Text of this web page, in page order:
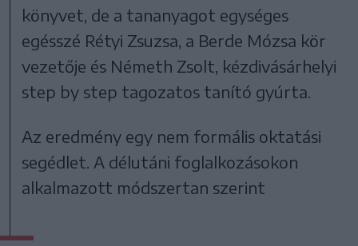
könyvet, de a tananyagot egységes
egésszé Rétyi Zsuzsa, a Berde Mózsa kör
vezetője és Németh Zsolt, kézdivásárhelyi
step by step tagozatos tanító gyúrta.
Az eredmény egy nem formális oktatási
segédlet. A délutáni foglalkozásokon
alkalmazott módszertan szerint